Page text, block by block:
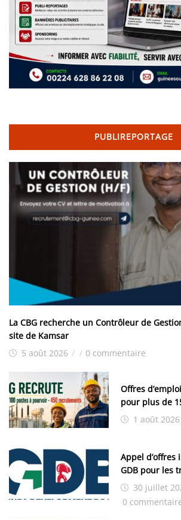
PUBLIREPORTAGE
La CBG recherche un Contrôleur de
site de Kamsar
5 août 2026 / / 0 commentaire
Offres
pour plus de
1 août 2026
Appel
GDB pour les
industrielle de
30 juillet
0